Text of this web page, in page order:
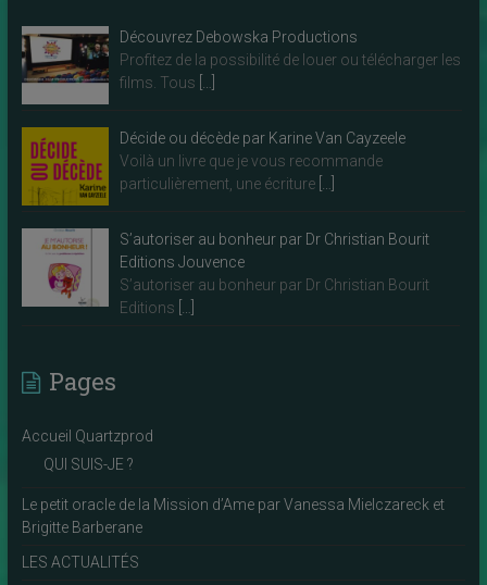
Découvrez Debowska Productions
Profitez de la possibilité de louer ou télécharger les
films. Tous
Décide ou décède par Karine Van Cayzeele
Voilà un livre que je vous recommande
particulièrement, une écriture
S’autoriser au bonheur par Dr Christian Bourit
Editions Jouvence
S’autoriser au bonheur par Dr Christian Bourit
Editions
Pages
Accueil Quartzprod
QUI SUIS-JE ?
Le petit oracle de la Mission d’Ame par Vanessa Mielczareck et
Brigitte Barberane
LES ACTUALITÉS